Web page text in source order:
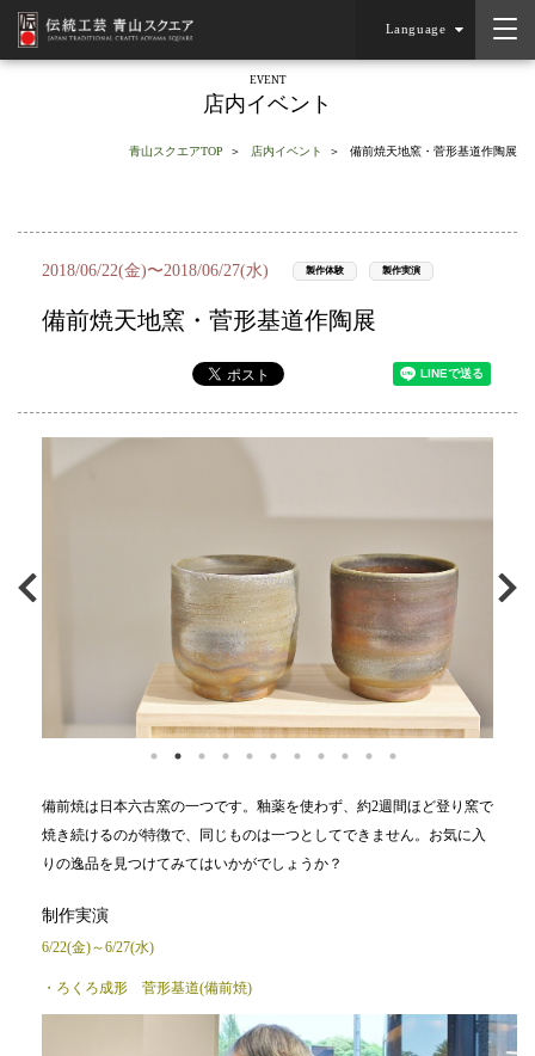
Language
EVENT
店内イベント
青山スクエアTOP 店内イベント 備前焼天地窯・菅形基道作陶展
2018/06/22(金)〜2018/06/27(水) 製作体験 製作実演
備前焼天地窯・菅形基道作陶展
備前焼は日本六古窯の一つです。釉薬を使わず、約2週間ほど登り窯で
焼き続けるのが特徴で、同じものは一つとしてできません。お気に入
りの逸品を見つけてみてはいかがでしょうか？
制作実演
6/22(金)～6/27(水)
・ろくろ成形 菅形基道(備前焼)